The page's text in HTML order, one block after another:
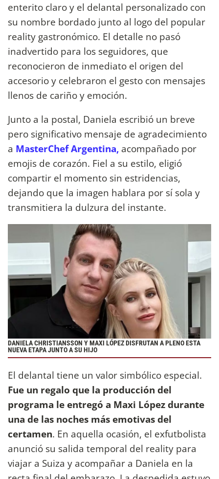
enterito claro y el delantal personalizado con
su nombre bordado junto al logo del popular
reality gastronómico. El detalle no pasó
inadvertido para los seguidores, que
reconocieron de inmediato el origen del
accesorio y celebraron el gesto con mensajes
llenos de cariño y emoción.
Junto a la postal, Daniela escribió un breve
pero significativo mensaje de agradecimiento
a MasterChef Argentina, acompañado por
emojis de corazón. Fiel a su estilo, eligió
compartir el momento sin estridencias,
dejando que la imagen hablara por sí sola y
transmitiera la dulzura del instante.
DANIELA CHRISTIANSSON Y MAXI LÓPEZ DISFRUTAN A PLENO ESTA
NUEVA ETAPA JUNTO A SU HIJO
El delantal tiene un valor simbólico especial.
Fue un regalo que la producción del
programa le entregó a Maxi López durante
una de las noches más emotivas del
certamen. En aquella ocasión, el exfutbolista
anunció su salida temporal del reality para
viajar a Suiza y acompañar a Daniela en la